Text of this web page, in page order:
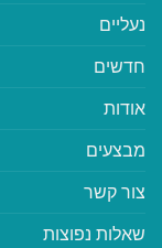
נעליים
חדשים
אודות
מבצעים
צור קשר
שאלות נפוצות